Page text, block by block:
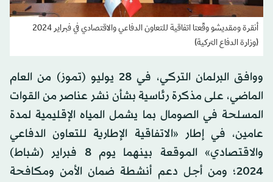
أنقرة ومقديشو وقّعتا اتفاقية للتعاون الدفاعي والاقتصادي في فبراير 2024
(وزارة الدفاع التركية)
ووافق البرلمان التركي، في 28 يوليو (تموز) من العام
الماضي، على مذكرة رئاسية بشأن نشر عناصر من القوات
المسلحة في الصومال بما يشمل المياه الإقليمية لمدة
عامين، في إطار «الاتفاقية الإطارية للتعاون الدفاعي
والاقتصادي» الموقعة بينهما يوم 8 فبراير (شباط)
2024؛ ومن أجل دعم أنشطة ضمان الأمن ومكافحة